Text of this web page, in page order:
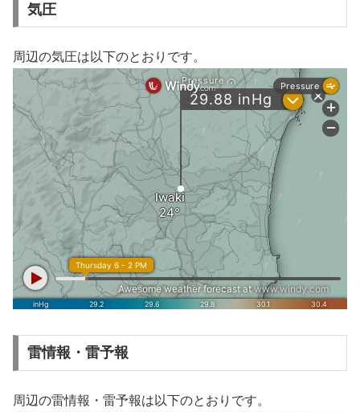
気圧
周辺の気圧は以下のとおりです。
雷情報・雷予報
周辺の雷情報・雷予報は以下のとおりです。